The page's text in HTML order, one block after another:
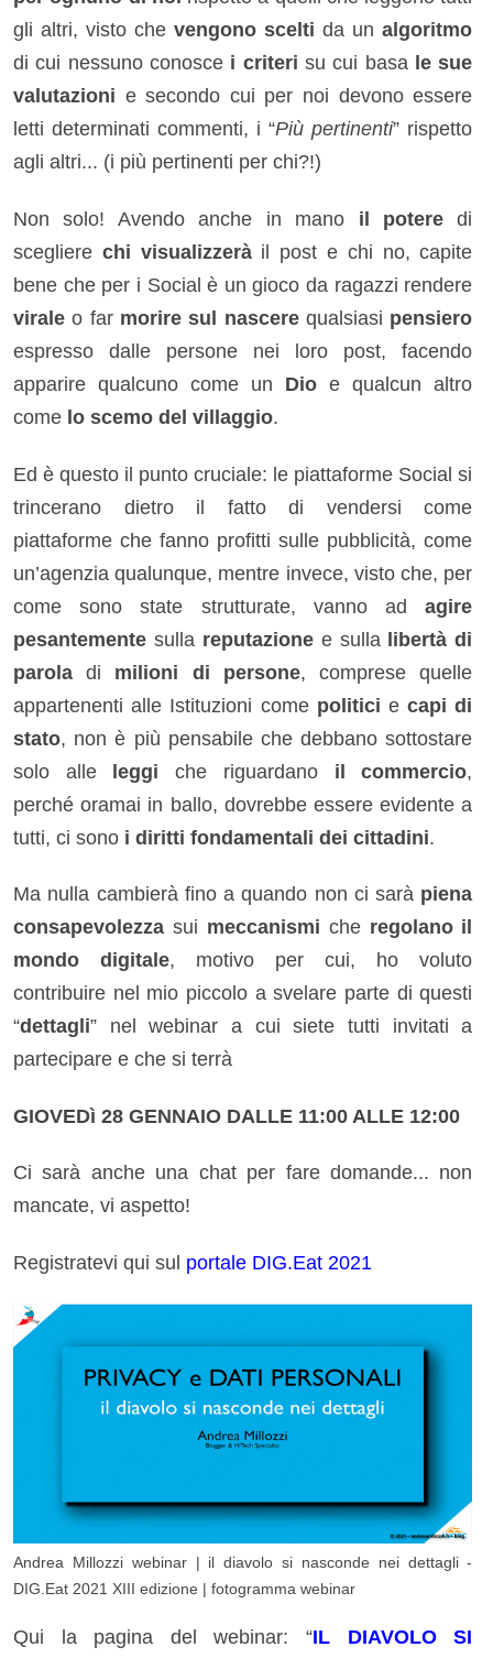
gli altri, visto chevengono scelti da unalgoritmo
di cui nessuno conosce i criteri su cui basa le sue
valutazioni e secondo cui per noi devono essere
letti determinati commenti, i “Più pertinenti” rispetto
agli altri... (i più pertinenti per chi?!)
Non solo! Avendo anche in mano il poteredi
scegliere chi visualizzeràil post e chi no, capite
bene che per i Social è un gioco da ragazzi rendere
virale o far morire sul nascerequalsiasi pensiero
espresso dalle persone nei loro post, facendo
apparire qualcuno come un Dio e qualcun altro
come lo scemo del villaggio.
Ed è questo il punto cruciale: le piattaforme Social si
trincerano dietro il fatto di vendersi come
piattaforme che fanno profitti sulle pubblicità, come
un’agenzia qualunque, mentre invece, visto che, per
come sono state strutturate, vanno adagire
pesantemente sulla reputazionee sulla libertà di
parola di milioni di persone, comprese quelle
appartenenti alle Istituzioni come politici ecapi di
stato, non è più pensabile che debbano sottostare
solo alle leggi che riguardano il commercio,
perché oramai in ballo, dovrebbe essere evidente a
tutti, ci sono i diritti fondamentali dei cittadini.
Ma nulla cambierà fino a quando non ci sarà piena
consapevolezza sui meccanismi che regolano il
mondo digitale, motivo per cui, ho voluto
contribuire nel mio piccolo a svelare parte di questi
“dettagli” nel webinar a cui siete tutti invitati a
partecipare e che si terrà
GIOVEDì 28 GENNAIO DALLE 11:00 ALLE 12:00
Ci sarà anche una chat per fare domande... non
mancate, vi aspetto!
Registratevi qui sul portale DIG.Eat 2021
Andrea Millozzi webinar | il diavolo si nasconde nei dettagli -
DIG.Eat 2021 XIII edizione | fotogramma webinar
Qui la pagina del webinar: “IL DIAVOLO SI